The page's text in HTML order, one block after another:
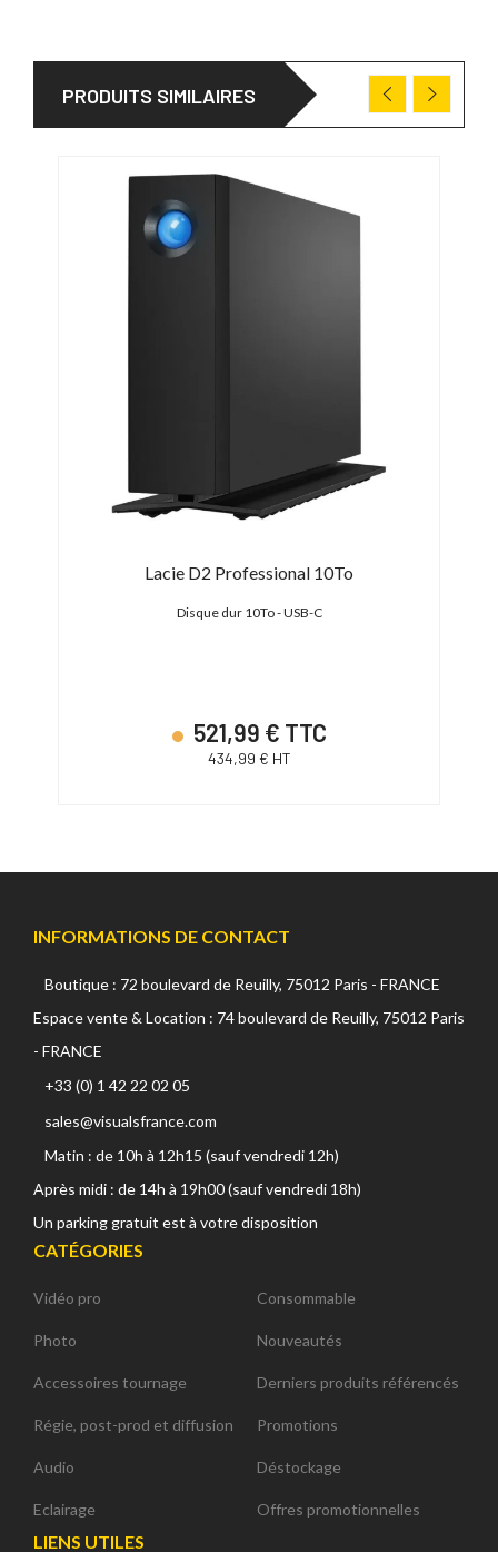
PRODUITS SIMILAIRES
Lacie D2 Professional 10To
Disque dur 10To - USB-C
521,99 € TTC
434,99 € HT
INFORMATIONS DE CONTACT
Boutique : 72 boulevard de Reuilly, 75012 Paris - FRANCE
Espace vente & Location : 74 boulevard de Reuilly, 75012 Paris
- FRANCE
+33 (0) 1 42 22 02 05
sales@visualsfrance.com
Matin : de 10h à 12h15 (sauf vendredi 12h)
Après midi : de 14h à 19h00 (sauf vendredi 18h)
Un parking gratuit est à votre disposition
CATÉGORIES
Vidéo pro
Photo
Accessoires tournage
Régie, post-prod et diffusion
Audio
Eclairage
Consommable
Nouveautés
Derniers produits référencés
Promotions
Déstockage
Offres promotionnelles
LIENS UTILES